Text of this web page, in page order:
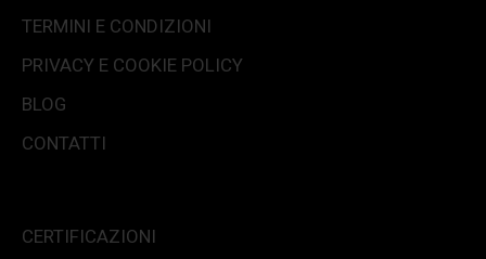
TERMINI E CONDIZIONI
PRIVACY E COOKIE POLICY
BLOG
CONTATTI
CERTIFICAZIONI